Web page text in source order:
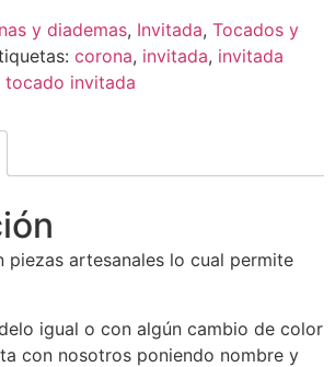
y diademas, Invitada, Tocados y
corona, invitada, invitada
tocado invitada
piezas artesanales lo cual permite
igual o con algún cambio de color
con nosotros poniendo nombre y